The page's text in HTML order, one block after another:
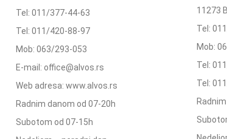
Tel: 011/377-44-63
Tel: 011/420-88-97
Mob: 063/293-053
E-mail: office@alvos.rs
Web adresa: www.alvos.rs
Radnim danom od 07-20h
Subotom od 07-15h
11273
Tel:
Mob:
Tel:
Tel: